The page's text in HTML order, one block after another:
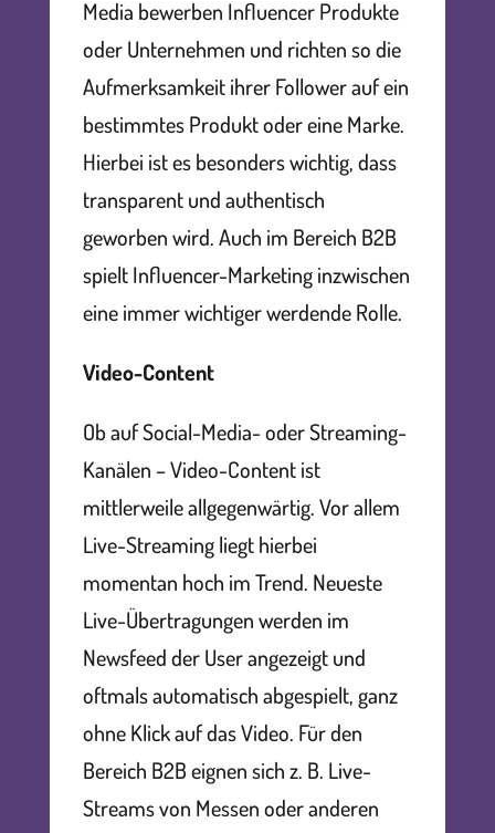
Media bewerben Influencer Produkte
oder Unternehmen und richten so die
Aufmerksamkeit ihrer Follower auf ein
bestimmtes Produkt oder eine Marke.
Hierbei ist es besonders wichtig, dass
transparent und authentisch
geworben wird. Auch im Bereich B2B
spielt Influencer-Marketing inzwischen
eine immer wichtiger werdende Rolle.
Video-Content
Ob auf Social-Media- oder Streaming-
Kanälen – Video-Content ist
mittlerweile allgegenwärtig. Vor allem
Live-Streaming liegt hierbei
momentan hoch im Trend. Neueste
Live-Übertragungen werden im
Newsfeed der User angezeigt und
oftmals automatisch abgespielt, ganz
ohne Klick auf das Video. Für den
Bereich B2B eignen sich z. B. Live-
Streams von Messen oder anderen